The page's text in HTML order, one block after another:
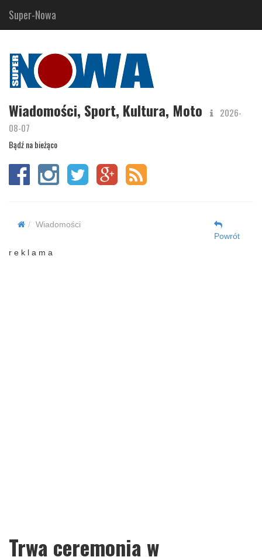
Super-Nowa
Wiadomości, Sport, Kultura, Moto
2026-
08-07
Bądź na bieżąco
Wiadomości
Powrót
r e k l a m a
Trwa ceremonia w